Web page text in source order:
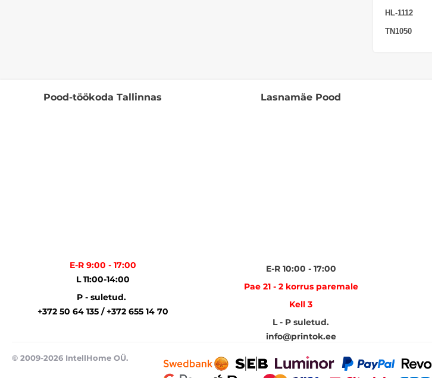
HL-1112
TN1050
Pood-töökoda Tallinnas
E-R 9:00 - 17:00
L 11:00-14:00
P - suletud.
+372 50 64 135 / +372 655 14 70
Lasnamäe Pood
E-R 10:00 - 17:00
Pae 21 - 2 korrus paremale
Kell 3
L - P suletud.
info@printok.ee
© 2009-2026 IntellHome OÜ.